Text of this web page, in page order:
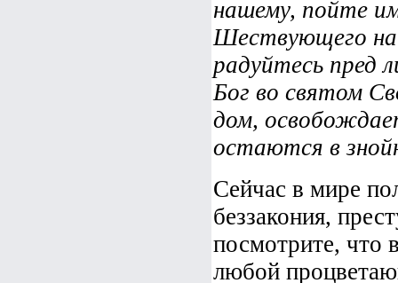
нашему, пойте
Шествующего на
радуйтесь пред
Бог во святом
дом,
остаются в
Сейчас в мире
беззакония,
посмотрите, что
любой